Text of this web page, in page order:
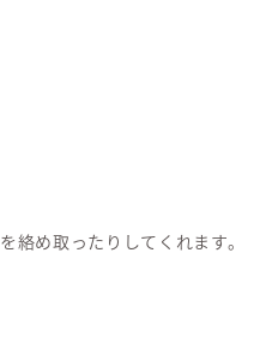
め取ったりしてくれます。